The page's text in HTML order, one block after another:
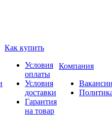
Как купить
Условия
оплаты
Условия
доставки
Гарантия
на товар
Компания